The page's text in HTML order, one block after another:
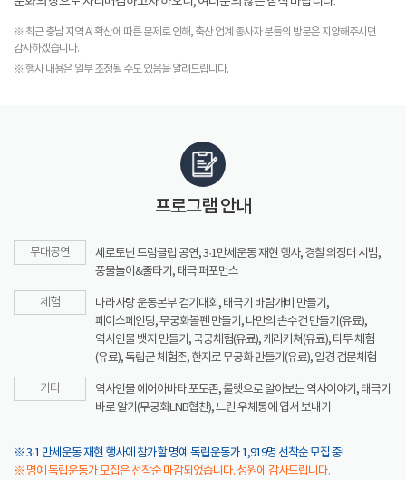
※ 최근 충남 지역 AI 확산에 따른 문제로 인해, 축산 업계 종사자 분들의 방문은 지양해주시면
감사하겠습니다.
※ 행사 내용은 일부 조정될 수도 있음을 알려드립니다.
프로그램 안내
무대공연
세로토닌 드럼클럽 공연, 3·1만세운동 재현 행사, 경찰 의장대 시범,
풍물놀이&줄타기, 태극 퍼포먼스
체험
나라사랑 운동본부 걷기대회, 태극기 바람개비 만들기,
페이스페인팅, 무궁화볼펜 만들기, 나만의 손수건 만들기(유료),
역사인물 뱃지 만들기, 국궁체험(유료), 캐리커쳐(유료), 타투 체험
(유료), 독립군 체험존, 한지로 무궁화 만들기(유료), 일경 검문체험
기타
역사인물 에어아바타 포토존, 룰렛으로 알아보는 역사이야기, 태극기
바로 알기(무궁화LNB협찬), 느린 우체통에 엽서 보내기
※ 3·1 만세운동 재현 행사에 참가할 명예 독립운동가 1,919명 선착순 모집 중!
※ 명예 독립운동가 모집은 선착순 마감되었습니다. 성원에 감사드립니다.